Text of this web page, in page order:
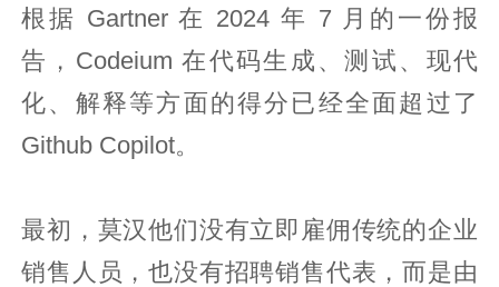
根据 Gartner 在 2024 年 7 月的一份报
告，Codeium 在代码生成、测试、现代
化、解释等方面的得分已经全面超过了
Github Copilot。
最初，莫汉他们没有立即雇佣传统的企业
销售人员，也没有招聘销售代表，而是由